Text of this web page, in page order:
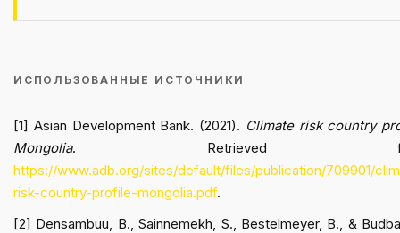
ИСПОЛЬЗОВАННЫЕ ИСТОЧНИКИ
[1] Asian Development Bank. (2021). Climate risk country
Mongolia. Retrieved
https://www.adb.org/sites/default/files/publication/709901/
risk-country-profile-mongolia.pdf.
[2] Densambuu, B., Sainnemekh, S., Bestelmeyer, B., &